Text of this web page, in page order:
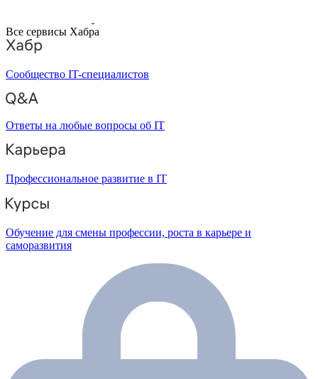
Все сервисы Хабра
Сообщество IT-специалистов
Ответы на любые вопросы об IT
Профессиональное развитие в IT
Обучение для смены профессии, роста в карьере и
саморазвития